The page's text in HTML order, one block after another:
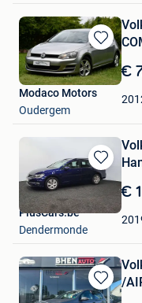
Bewaren
in
Mijn
Favorieten
€
Modaco Motors
Oudergem
Bewaren
in
Mijn
Favorieten
€
PlusCars.be
Dendermonde
Bewaren
/